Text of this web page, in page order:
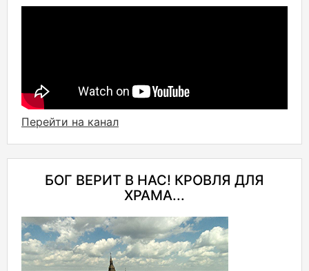
Перейти на канал
БОГ ВЕРИТ В НАС! КРОВЛЯ ДЛЯ
ХРАМА...